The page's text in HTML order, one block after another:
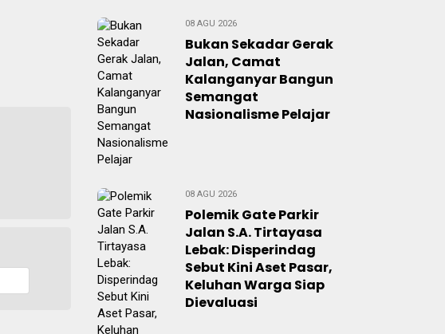
08 AGU 2026
Bukan Sekadar Gerak
Jalan, Camat
Kalanganyar Bangun
Semangat
Nasionalisme Pelajar
08 AGU 2026
Polemik Gate Parkir
Jalan S.A. Tirtayasa
Lebak: Disperindag
Sebut Kini Aset Pasar,
Keluhan Warga Siap
Dievaluasi